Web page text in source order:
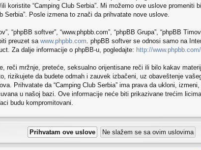
koristite “Camping Club Serbia”. Mi možemo ove uslove
Serbia”. Posle izmena to znači da prihvatate nove uslove.
“phpBB softver”, “www.phpbb.com”, “phpBB Grupa”, “phpBB
preuzet sa www.phpbb.com. phpBB softver se odnosi samo na
Za dalje informacije o phpBB-u, pogledajte: http://www.phpbb.com/
reči mržnje, preteće, seksualno orijentisane reči ili bilo kakav
rizikujete da budete odmah i zauvek izbačeni, uz obaveštenje
Prihvatate da “Camping Club Serbia” ima prava da ukloni,
u našoj bazi. Ove informacije neće biti prikazivane trećim
budu kompromitovani.